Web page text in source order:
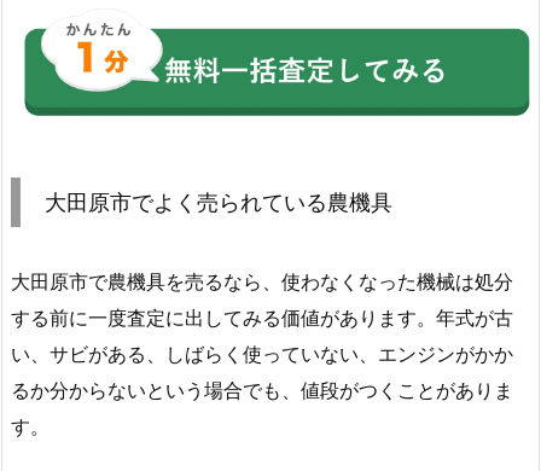
大田原市でよく売られている農機具
大田原市で農機具を売るなら、使わなくなった機械は処分
する前に一度査定に出してみる価値があります。年式が古
い、サビがある、しばらく使っていない、エンジンがかか
るか分からないという場合でも、値段がつくことがありま
す。